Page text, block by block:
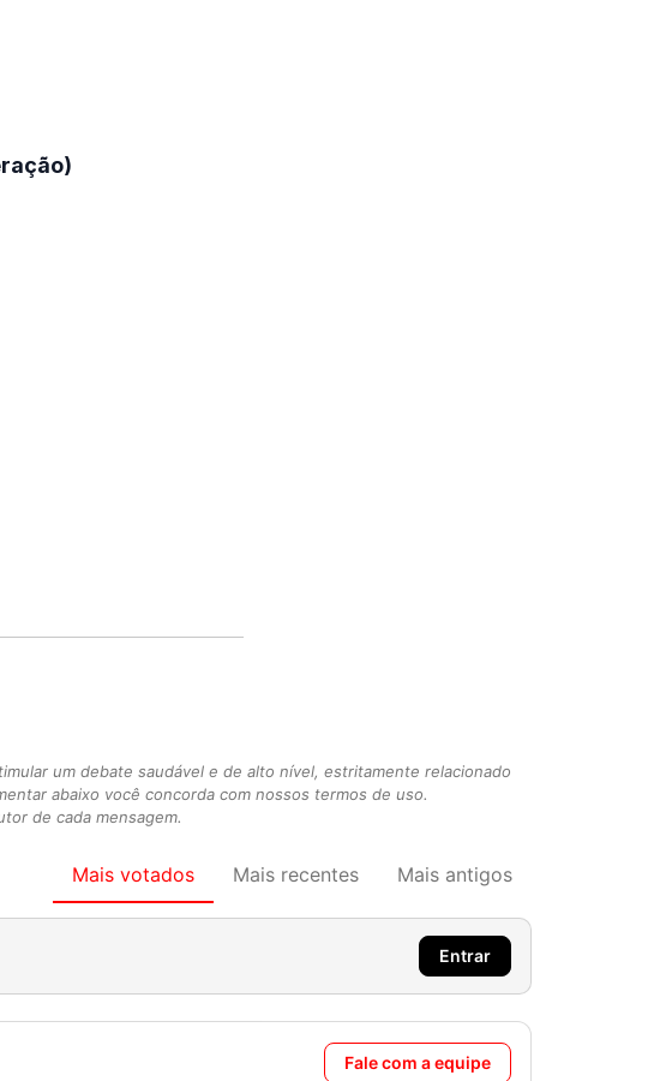
um debate saudável e de alto nível, estritamente relacionado
abaixo você concorda com nossos termos de uso.
de cada mensagem.
Mais votados Mais recentes Mais antigos
Entrar
Fale com a equipe